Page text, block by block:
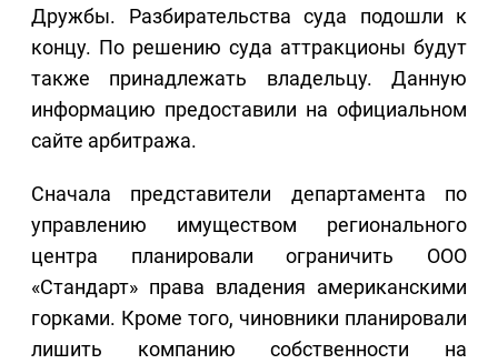
Дружбы. Разбирательства суда подошли к
концу. По решению суда аттракционы будут
также принадлежать владельцу. Данную
информацию предоставили на официальном
сайте арбитража.
Сначала представители департамента по
управлению имуществом регионального
центра планировали ограничить ООО
«Стандарт» права владения американскими
горками. Кроме того, чиновники планировали
лишить компанию собственности на